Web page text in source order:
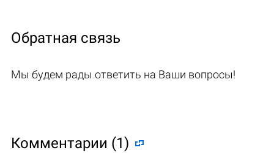
Обратная связь
Мы будем рады ответить на Ваши вопросы!
Комментарии (1)